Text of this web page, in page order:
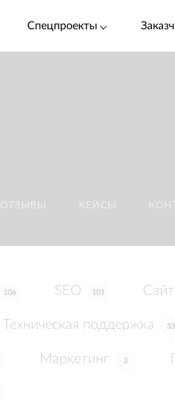
Спецпроекты
ОТЗЫВЫ КЕЙСЫ
106 SEO 101
Техническая поддержка 33
Маркетинг 3